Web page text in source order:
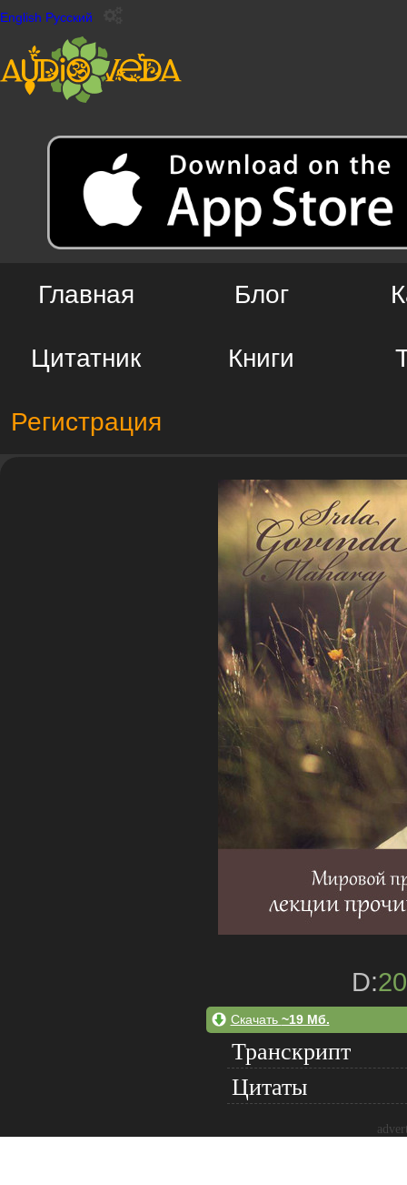
English Русский
Главная Блог
Цитатник Книги
Регистрация
D:
Скачать ~19 Мб.
Транскрипт
Цитаты